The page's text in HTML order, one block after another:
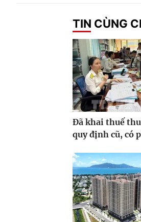
TIN CÙNG
Đã khai thuế
quy định cũ, có